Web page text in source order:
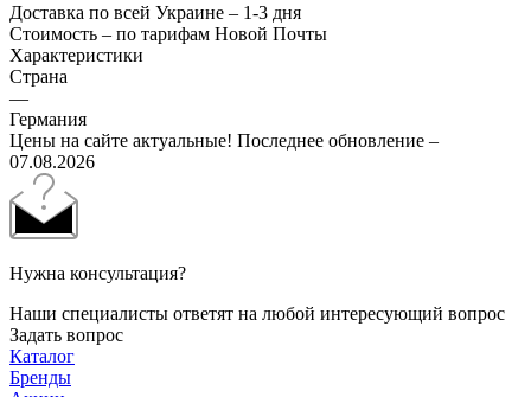
Доставка по всей Украине – 1-3 дня
Стоимость – по тарифам Новой Почты
Характеристики
Страна
—
Германия
Цены на сайте актуальные! Последнее обновление –
07.08.2026
Нужна консультация?
Наши специалисты ответят на любой интересующий вопрос
Задать вопрос
Каталог
Бренды